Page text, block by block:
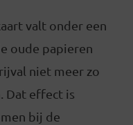
valt onder een
oude papieren
niet meer zo
Dat effect is
bij de